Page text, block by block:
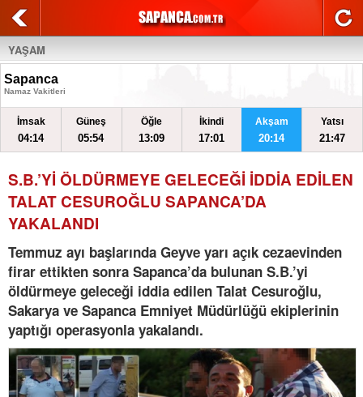
YAŞAM
Sapanca
Namaz Vakitleri
İmsak
04:14
Güneş
05:54
Öğle
13:09
İkindi
17:01
Akşam
20:14
Yatsı
21:47
S.B.’Yİ ÖLDÜRMEYE GELECEĞİ İDDİA EDİLEN
TALAT CESUROĞLU SAPANCA’DA
YAKALANDI
Temmuz ayı başlarında Geyve yarı açık cezaevinden
firar ettikten sonra Sapanca’da bulunan S.B.’yi
öldürmeye geleceği iddia edilen Talat Cesuroğlu,
Sakarya ve Sapanca Emniyet Müdürlüğü ekiplerinin
yaptığı operasyonla yakalandı.